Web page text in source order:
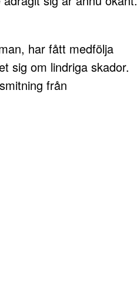
har fått medfölja
sig om lindriga skador.
från